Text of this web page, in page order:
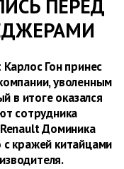
ПЕРЕД
Гон принес
уволенным
в итоге оказался
сотрудника
Доминика
кражей китайцами